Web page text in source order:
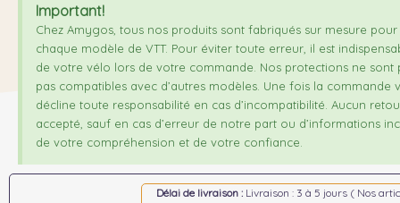
Important!
Chez Amygos, tous nos produits sont fabriqués sur mesure
chaque modèle de VTT. Pour éviter toute erreur, il est
de votre vélo lors de votre commande. Nos protections ne sont
pas compatibles avec d’autres modèles. Une fois la commande
décline toute responsabilité en cas d’incompatibilité. Aucun
accepté, sauf en cas d’erreur de notre part ou d’informations
de votre compréhension et de votre confiance.
Délai de livraison : Livraison : 3 à 5 jours ( Nos